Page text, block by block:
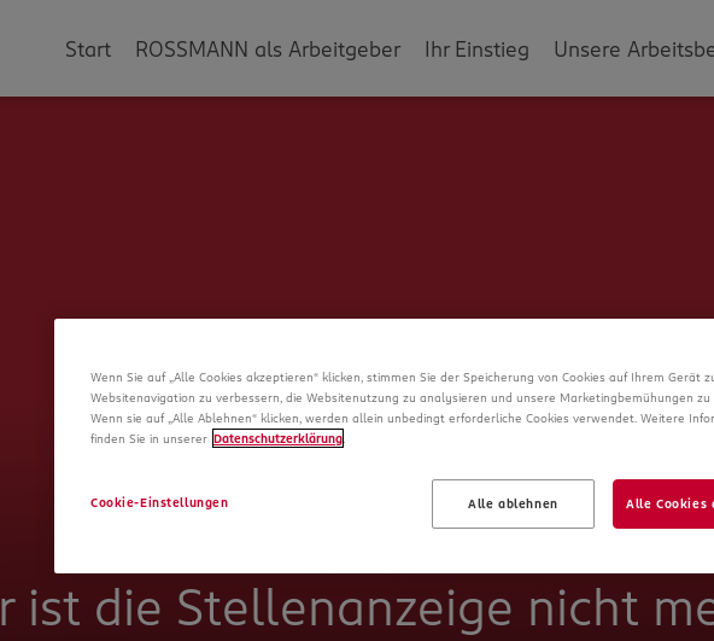
Start ROSSMANN als Arbeitgeber Ihr Einstieg Unsere
Schade!
ist die Stellenanzeige nicht
Wenn Sie auf „Alle Cookies akzeptieren“ klicken, stimmen Sie der Speicherung von Cookies auf Ihrem Gerät
Websitenavigation zu verbessern, die Websitenutzung zu analysieren und unsere Marketingbemühungen zu
Wenn sie auf „Alle Ablehnen“ klicken, werden allein unbedingt erforderliche Cookies verwendet. Weitere
finden Sie in unserer Datenschutzerklärung
Alle ablehnen Alle Cookies
Cookie-Einstellungen